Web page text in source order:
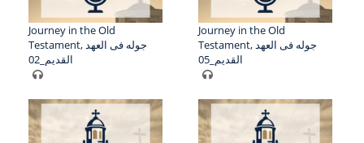
Journey in the Old
Testament, جوله فى العهد
القديم_02
Journey in the Old
Testament, جوله فى العهد
القديم_05